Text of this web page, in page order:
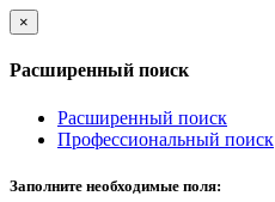
×
Расширенный поиск
Расширенный поиск
Профессиональный поиск
Заполните необходимые поля: